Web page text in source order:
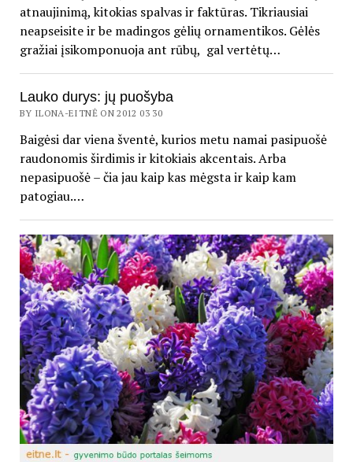
atnaujinimą, kitokias spalvas ir faktūras. Tikriausiai
neapseisite ir be madingos gėlių ornamentikos. Gėlės
gražiai įsikomponuoja ant rūbų, gal vertėtų…
Lauko durys: jų puošyba
BY ILONA-EITNĖ ON 2012 03 30
Baigėsi dar viena šventė, kurios metu namai pasipuošė
raudonomis širdimis ir kitokiais akcentais. Arba
nepasipuošė – čia jau kaip kas mėgsta ir kaip kam
patogiau.…